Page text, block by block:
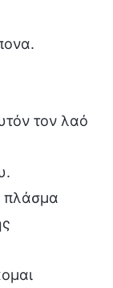
τον λαό
πλάσμα